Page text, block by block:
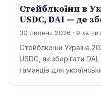
Стейблкоїни в
USDC, DAI — де
30 липень 2026 · 9 хв
Стейблкоїни Україна
USDC, як зберігати
гаманців для